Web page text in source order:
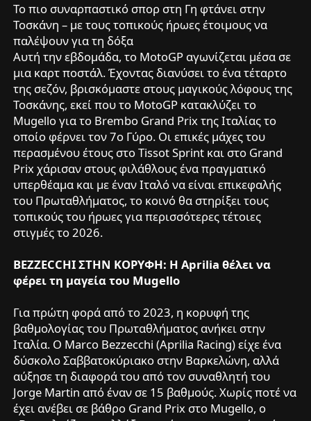
Το πιο συναρπαστικό σπορ στη Γη φτάνει στην
Τοσκάνη – με τους τοπικούς ήρωες έτοιμους να
παλέψουν για τη δόξα
Αυτή την εβδομάδα, το MotoGP αγωνίζεται μέσα σε
μια καρτ ποστάλ. Έχοντας διανύσει το ένα τέταρτο
της σεζόν, βρισκόμαστε στους μαγικούς λόφους της
Τοσκάνης, εκεί που το MotoGP κατακλύζει το
Mugello για το Brembo Grand Prix της Ιταλίας το
οποίο φέρνει τον 7ο Γύρο. Οι επικές μάχες του
περασμένου έτους στο Tissot Sprint και στο Grand
Prix χάρισαν στους φιλάθλους ένα πραγματικό
υπερθέαμα και με έναν Ιταλό να είναι επικεφαλής
του Πρωταθλήματος, το κοινό θα στηρίξει τους
τοπικούς του ήρωες για περισσότερες τέτοιες
στιγμές το 2026.
BEZZECCHI ΣΤΗΝ ΚΟΡΥΦΗ: Η Aprilia θέλει να
φέρει τη μαγεία του Mugello
Για πρώτη φορά από το 2023, η κορυφή της
βαθμολογίας του Πρωταθλήματος ανήκει στην
Ιταλία. Ο Marco Bezzecchi (Aprilia Racing) είχε ένα
δύσκολο Σαββατοκύριακο στην Βαρκελώνη, αλλά
αύξησε τη διαφορά του από τον συναθλητή του
Jorge Martin από έναν σε 15 βαθμούς. Χωρίς ποτέ να
έχει ανέβει σε βάθρο Grand Prix στο Mugello, ο